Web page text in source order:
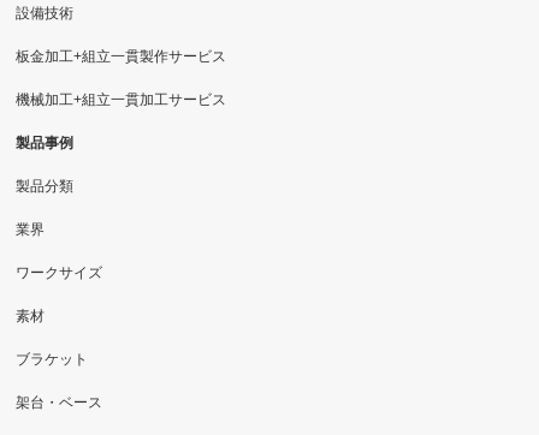
設備技術
板金加工+組立一貫製作サービス
機械加工+組立一貫加工サービス
製品事例
製品分類
業界
ワークサイズ
素材
ブラケット
架台・ベース